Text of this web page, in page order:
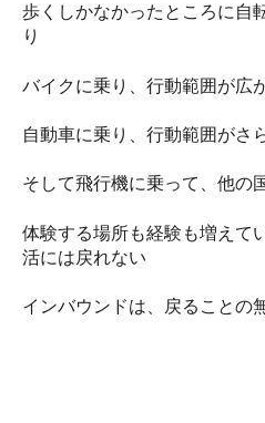
歩くしかなかったところに自
り
バイクに乗り、行動範囲が広
自動車に乗り、行動範囲がさ
そして飛行機に乗って、他の
体験する場所も経験も増えて
活には戻れない
インバウンドは、戻ることの